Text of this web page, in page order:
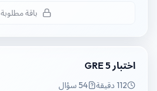
باقة مطلوبة
اختبار GRE 5
112 دقيقة 54 سؤال